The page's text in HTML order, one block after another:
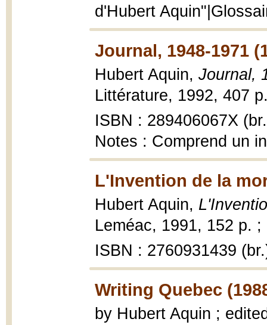
d'Hubert
Journal, 1948-1971
Hubert Aquin, Journal,
Littérature, 1992, 407
ISBN : 289406067X
Notes : Comprend un
L'Invention de la
Hubert Aquin,
Leméac, 1991, 152 p. ;
ISBN : 2760931439
Writing Quebec
by Hubert Aquin ;